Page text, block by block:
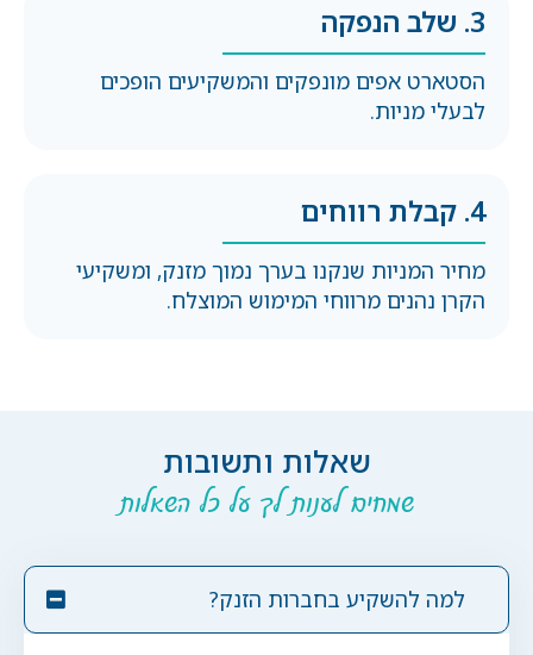
3. שלב הנפקה
הסטארט אפים מונפקים והמשקיעים הופכים
לבעלי מניות.
4. קבלת רווחים
מחיר המניות שנקנו בערך נמוך מזנק, ומשקיעי
הקרן נהנים מרווחי המימוש המוצלח.
שאלות ותשובות
שמחים לענות לך על כל השאלות
למה להשקיע בחברות הזנק?